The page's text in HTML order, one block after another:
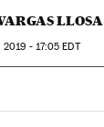
LLOSA
2019 - 17:05 EDT
Sociales